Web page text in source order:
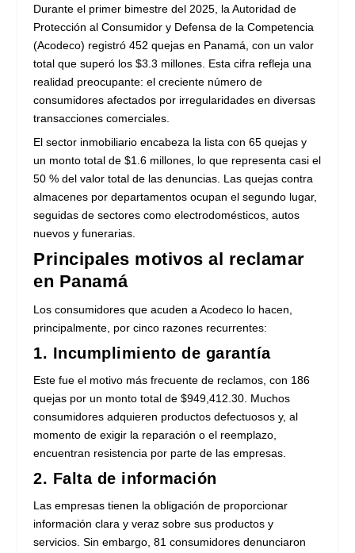
Durante el primer bimestre del 2025, la Autoridad de
Protección al Consumidor y Defensa de la Competencia
(Acodeco) registró 452 quejas en Panamá, con un valor
total que superó los $3.3 millones. Esta cifra refleja una
realidad preocupante: el creciente número de
consumidores afectados por irregularidades en diversas
transacciones comerciales.
El sector inmobiliario encabeza la lista con 65 quejas y
un monto total de $1.6 millones, lo que representa casi el
50 % del valor total de las denuncias. Las quejas contra
almacenes por departamentos ocupan el segundo lugar,
seguidas de sectores como electrodomésticos, autos
nuevos y funerarias.
Principales motivos al reclamar
en Panamá
Los consumidores que acuden a Acodeco lo hacen,
principalmente, por cinco razones recurrentes:
1. Incumplimiento de garantía
Este fue el motivo más frecuente de reclamos, con 186
quejas por un monto total de $949,412.30. Muchos
consumidores adquieren productos defectuosos y, al
momento de exigir la reparación o el reemplazo,
encuentran resistencia por parte de las empresas.
2. Falta de información
Las empresas tienen la obligación de proporcionar
información clara y veraz sobre sus productos y
servicios. Sin embargo, 81 consumidores denunciaron